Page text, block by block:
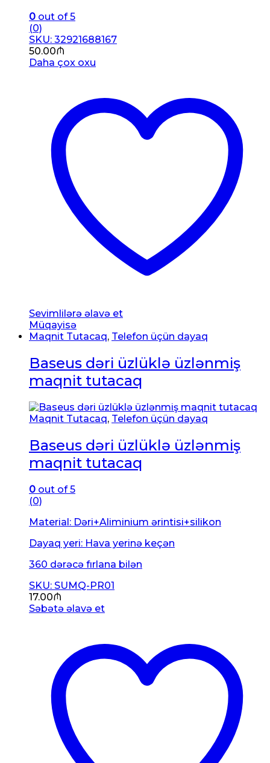
0 out of 5
(0)
SKU: 32921688167
50.00₼
Daha çox oxu
Sevimlilərə əlavə et
Müqayisə
Maqnit Tutacaq, Telefon üçün dayaq
Baseus dəri üzlüklə üzlənmiş
maqnit tutacaq
Maqnit Tutacaq, Telefon üçün dayaq
Baseus dəri üzlüklə üzlənmiş
maqnit tutacaq
0 out of 5
(0)
Material: Dəri+Aliminium ərintisi+silikon
Dayaq yeri: Hava yerinə keçən
360 dərəcə fırlana bilən
SKU: SUMQ-PR01
17.00₼
Səbətə əlavə et